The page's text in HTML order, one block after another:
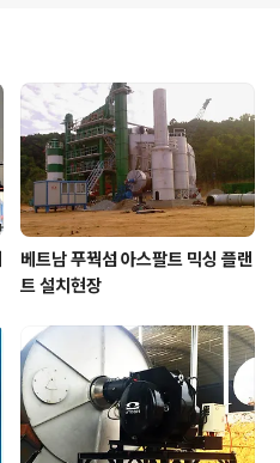
베트남 푸꿕섬 아스팔트 믹싱 플랜
트 설치현장